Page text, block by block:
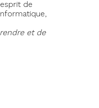
de
et de